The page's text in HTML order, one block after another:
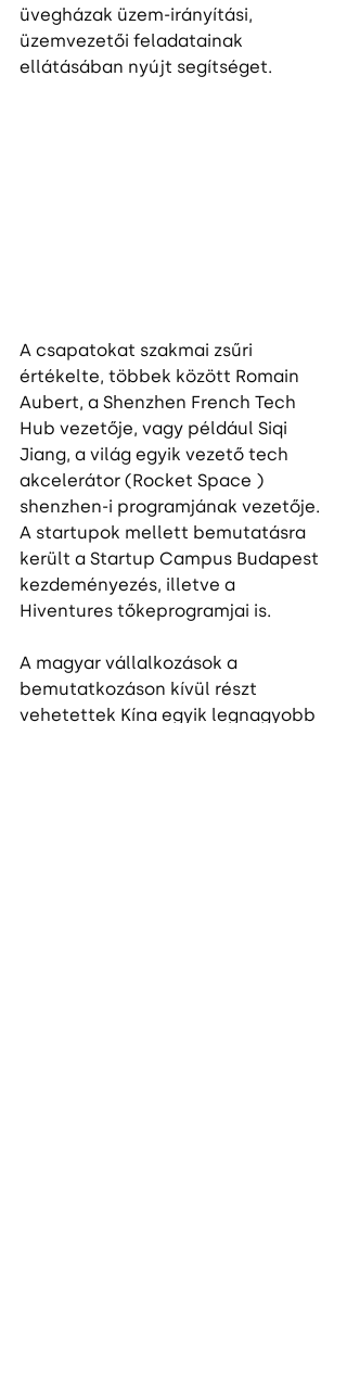
üvegházak üzem-irányítási,
üzemvezetői feladatainak
ellátásában nyújt segítséget.
A csapatokat szakmai zsűri
értékelte, többek között Romain
Aubert, a Shenzhen French Tech
Hub vezetője, vagy például Siqi
Jiang, a világ egyik vezető tech
akcelerátor (Rocket Space )
shenzhen-i programjának vezetője.
A startupok mellett bemutatásra
került a Startup Campus Budapest
kezdeményezés, illetve a
Hiventures tőkeprogramjai is.
A magyar vállalkozások a
bemutatkozáson kívül részt
vehetettek Kína egyik legnagyobb